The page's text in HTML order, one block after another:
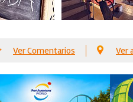
Ver Comentarios Ver